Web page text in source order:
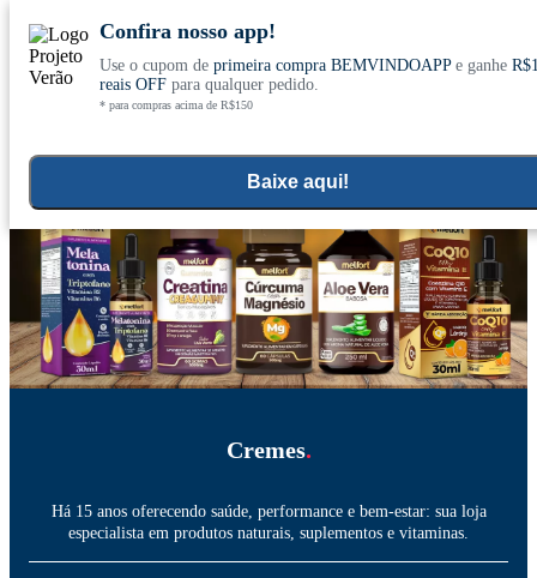
Conheça nosso site novo! E comemore com 0
Confira nosso app!
Use o cupom de primeira compra BEMVINDOAPPe ganhe
reais OFFpara qualquer pedido.
* para compras acima de R$150
Baixe aqui!
Home>Aromaterapia e Cuidados Pessoais
Cremes.
Há 15 anos oferecendo saúde, performance e bem-estar: sua loja
especialista em produtos naturais, suplementos e vitaminas.